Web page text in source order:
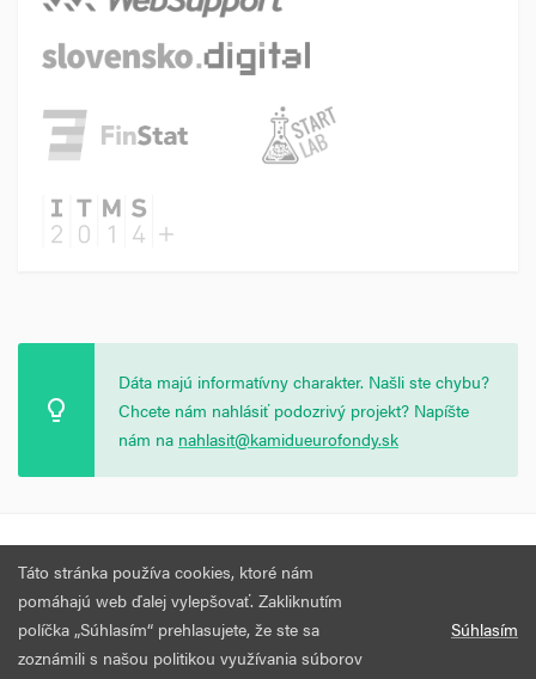
Dáta majú informatívny charakter. Našli ste chybu?
Chcete nám nahlásiť podozrivý projekt? Napíšte
nám na nahlasit@kamidueurofondy.sk
Všetky práva vyhradené.
Táto stránka používa cookies, ktoré nám
pomáhajú web ďalej vylepšovať. Zakliknutím
políčka „Súhlasím“ prehlasujete, že ste sa
zoznámili s našou politikou využívania súborov
Súhlasím